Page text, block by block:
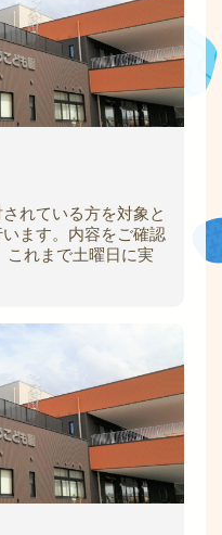
れている方を対象と
ます。内容をご確認
れまで土曜日に実